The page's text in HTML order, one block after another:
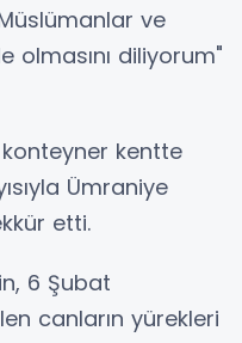
ve
olmasını diliyorum"
kentte
Ümraniye
etti.
6 Şubat
canların yürekleri